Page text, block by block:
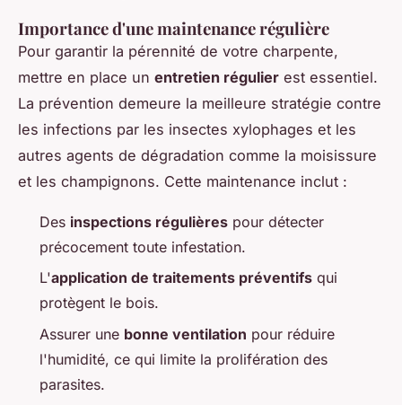
Importance d'une maintenance régulière
Pour garantir la pérennité de votre charpente,
mettre en place un entretien régulier est essentiel.
La prévention demeure la meilleure stratégie contre
les infections par les insectes xylophages et les
autres agents de dégradation comme la moisissure
et les champignons. Cette maintenance inclut :
Des inspections régulières pour détecter
précocement toute infestation.
L'application de traitements préventifs qui
protègent le bois.
Assurer une bonne ventilation pour réduire
l'humidité, ce qui limite la prolifération des
parasites.